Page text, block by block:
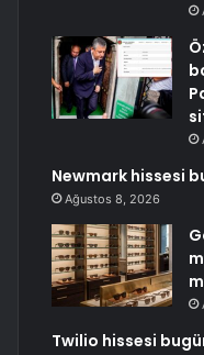
Newmark hissesi
Ağustos 8, 2026
Twilio hissesi